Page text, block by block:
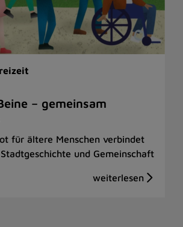
– gemeinsam
für ältere Menschen verbindet
und Gemeinschaft